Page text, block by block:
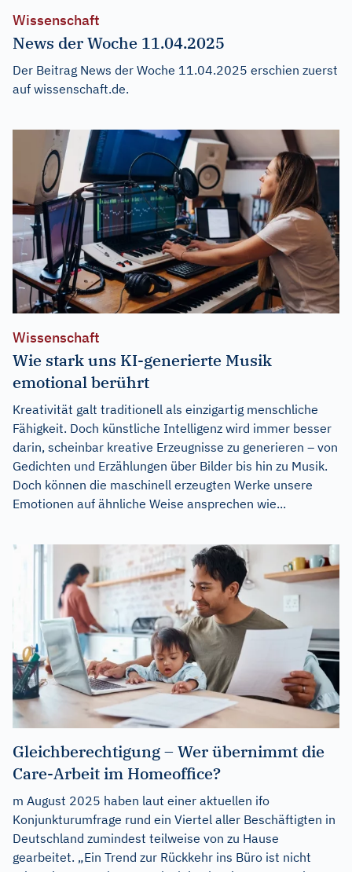
Wissenschaft
News der Woche 11.04.2025
Der Beitrag News der Woche 11.04.2025 erschien zuerst
auf wissenschaft.de.
Wissenschaft
Wie stark uns KI-generierte Musik
emotional berührt
Kreativität galt traditionell als einzigartig menschliche
Fähigkeit. Doch künstliche Intelligenz wird immer besser
darin, scheinbar kreative Erzeugnisse zu generieren – von
Gedichten und Erzählungen über Bilder bis hin zu Musik.
Doch können die maschinell erzeugten Werke unsere
Emotionen auf ähnliche Weise ansprechen wie...
Gleichberechtigung – Wer übernimmt die
Care-Arbeit im Homeoffice?
m August 2025 haben laut einer aktuellen ifo
Konjunkturumfrage rund ein Viertel aller Beschäftigten in
Deutschland zumindest teilweise von zu Hause
gearbeitet. „Ein Trend zur Rückkehr ins Büro ist nicht